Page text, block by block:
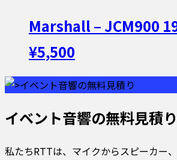
Marshall – JCM900
¥5,500
イベント音響の無料見積り
私たちRTTは、マイクからスピーカー